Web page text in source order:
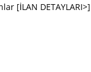
[İLAN DETAYLARI>]